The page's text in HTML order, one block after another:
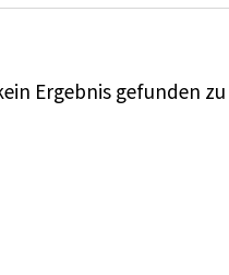
Ergebnis gefunden zu